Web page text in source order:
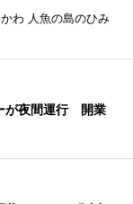
わ 人魚の島のひみ
が夜間運行 開業